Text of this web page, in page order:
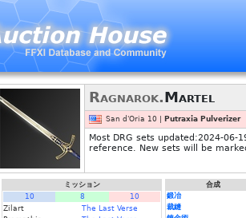
Ragnarok.Martel
San d'Oria 10 | Putraxia Pulverizer
Most DRG sets updated:2024-06-
reference. New sets will be
ミッション
10
8
10
Zilart
The Last Verse
合成
鍛冶
裁縫